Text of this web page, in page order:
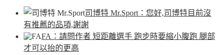
司博特 Mr.Sport ：您好,司博特目前沒
有推薦的品項,謝謝
FA ：請問作者 短距離選手 跑步時要縮小腹跑 腿部
才可以抬的更高